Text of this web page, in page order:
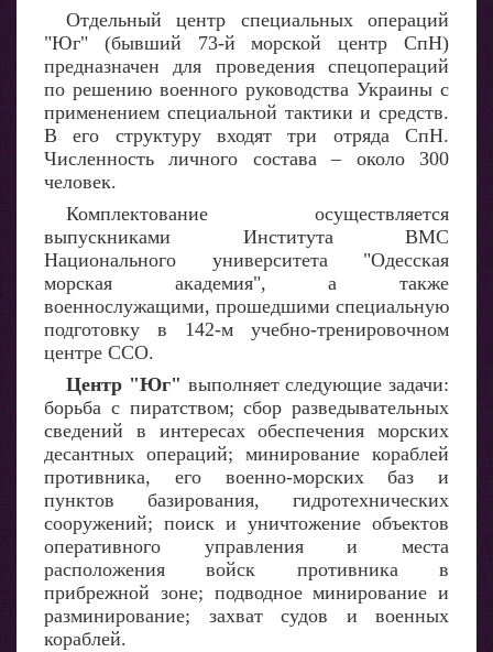
Отдельный центр специальных операций
"Юг" (бывший 73-й морской центр СпН)
предназначен для проведения спецопераций
по решению военного руководства Украины с
применением специальной тактики и средств.
В его структуру входят три отряда СпН.
Численность личного состава – около 300
человек.
Комплектование осуществляется
выпускниками Института ВМС
Национального университета "Одесская
морская академия", а также
военнослужащими, прошедшими специальную
подготовку в 142-м учебно-тренировочном
центре ССО.
Центр "Юг" выполняет следующие задачи:
борьба с пиратством; сбор разведывательных
сведений в интересах обеспечения морских
десантных операций; минирование кораблей
противника, его военно-морских баз и
пунктов базирования, гидротехнических
сооружений; поиск и уничтожение объектов
оперативного управления и места
расположения войск противника в
прибрежной зоне; подводное минирование и
разминирование; захват судов и военных
кораблей.